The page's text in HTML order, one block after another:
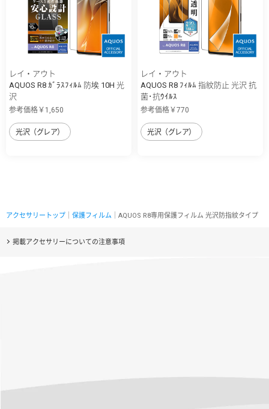
レイ・アウト
AQUOS R8 ｶﾞﾗｽﾌｨﾙﾑ 防埃 10H 光
沢
参考価格￥1,650
光沢（グレア）
レイ・アウト
AQUOS R8 ﾌｨﾙﾑ 指紋防止 光沢 抗
菌･抗ｳｲﾙｽ
参考価格￥770
光沢（グレア）
アクセサリートップ 保護フィルム ｜AQUOS R8専用保護フィルム 光沢防指紋タイプ
掲載アクセサリーについての注意事項